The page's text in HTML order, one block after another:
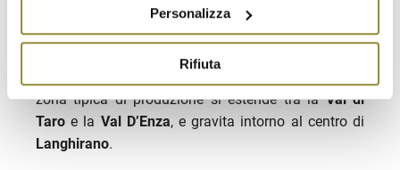
Personalizza
Rifiuta
parti magre delle cosce. Oggi produzione e filiera
sono regolati da rigidi protocolli tutelati dal
zona tipica di produzione si estende tra laVal di
Taro e la Val D’Enza, e gravita intorno al centro di
Langhirano.